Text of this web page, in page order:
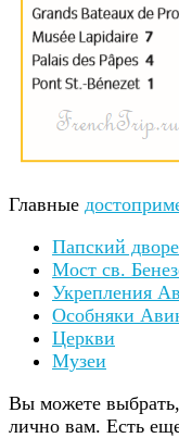
Главные
Папский
Мост св.
Укрепления
Особняки
Церкви
Музеи
Вы можете
лично вам. Есть